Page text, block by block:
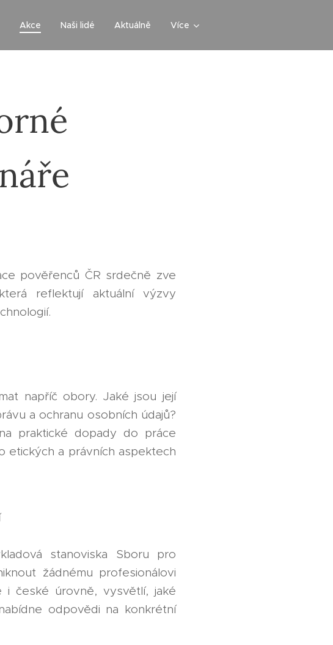
Akce Naši lidé Aktuálně Více
pověřenců ČR srdečně zve
reflektují aktuální výzvy
napříč obory. Jaké jsou její
a ochranu osobních údajů?
praktické dopady do práce
etických a právních aspektech
stanoviska Sboru pro
žádnému profesionálovi
i české úrovně, vysvětlí, jaké
odpovědi na konkrétní